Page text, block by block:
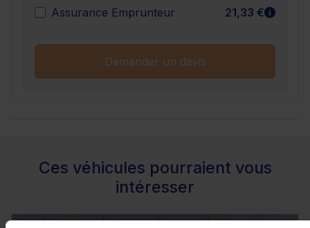
Assurance Emprunteur
21,33 € En
Demander un devis
Ces véhicules pourraient vous
intéresser